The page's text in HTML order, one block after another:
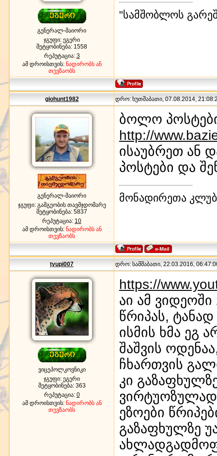
გენერალ-მაიორი
ჯგუფი: ეგერი
შეტყობინება: 1558
რეპუტაცია: 3
ამ დროისთვის: ნადირობს ან
თევზაობს
"სამშობლოს
giohunt1982 დრო: ხუთშაბათი, 07.08.2014,
გენერალ-მაიორი
ჯგუფი: გამგეობის თავმჯდომარე
შეტყობინება: 5837
რეპუტაცია: 10
ამ დროისთვის: ნადირობს ან
თევზაობს
ბოლო
http://
ისაუბრეთ ან
პოსტები და
მონადირეთა
tyupi007 დრო: სამშაბათი, 22.03.2016,
ვიცეპოლკოვნიკი
ჯგუფი: ეგერი
შეტყობინება: 363
რეპუტაცია: 0
ამ დროისთვის: ნადირობს ან
თევზაობს
https://
აი ამ
წრიპას,
ისმის ხმა ეგ
შაშვის
ჩხართვის
კი
ვირტუოზულად
ეზოები
გაზაფხულზე